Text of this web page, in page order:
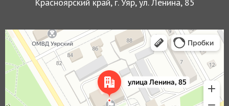
Уяр
Улица Ленина, 85 — Яндекс Карты